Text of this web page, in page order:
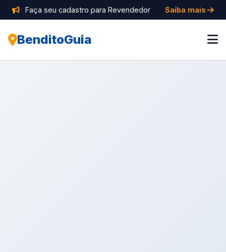
Faça seu cadastro para Revendedor Saiba mais
BenditoGuia